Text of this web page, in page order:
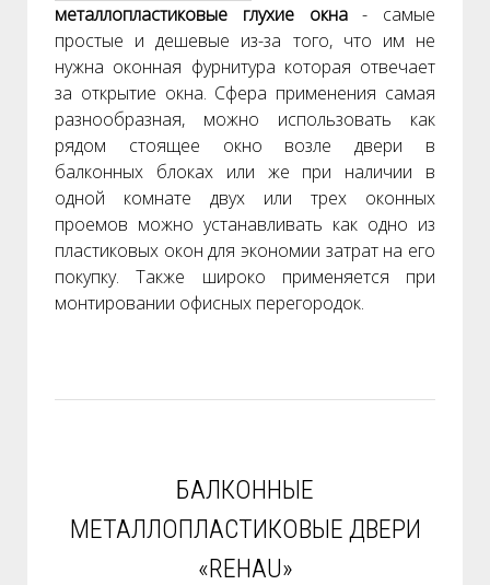
металлопластиковые глухие окна- самые
простые и дешевые из-за того, что им не
нужна оконная фурнитура которая отвечает
за открытие окна. Сфера применения самая
разнообразная, можно использовать как
рядом стоящее окно возле двери в
балконных блоках или же при наличии в
одной комнате двух или трех оконных
проемов можно устанавливать как одно из
пластиковых окон для экономии затрат на его
покупку. Также широко применяется при
монтировании офисных перегородок.
БАЛКОННЫЕ
МЕТАЛЛОПЛАСТИКОВЫЕ ДВЕРИ
«REHAU»